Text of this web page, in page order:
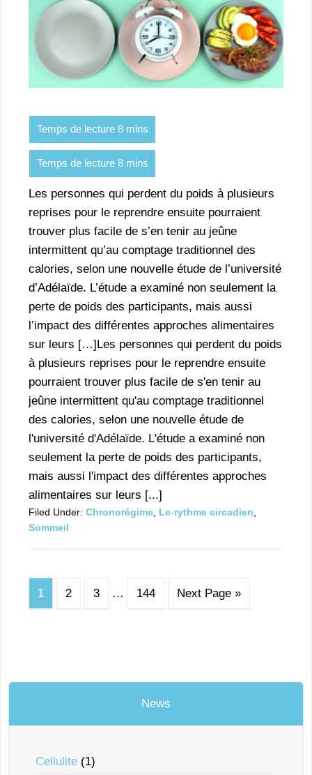
Les personnes qui perdent du poids à plusieurs
reprises pour le reprendre ensuite pourraient
trouver plus facile de s’en tenir au jeûne
intermittent qu’au comptage traditionnel des
calories, selon une nouvelle étude de l’université
d’Adélaïde. L’étude a examiné non seulement la
perte de poids des participants, mais aussi
l’impact des différentes approches alimentaires
sur leurs […]Les personnes qui perdent du poids
à plusieurs reprises pour le reprendre ensuite
pourraient trouver plus facile de s'en tenir au
jeûne intermittent qu'au comptage traditionnel
des calories, selon une nouvelle étude de
l'université d'Adélaïde. L'étude a examiné non
seulement la perte de poids des participants,
mais aussi l'impact des différentes approches
alimentaires sur leurs [...]
Filed Under: Chronorégime Le-rythme circadien
Sommeil
1 2 3 … 144 Next Page »
News
Cellulite (1)